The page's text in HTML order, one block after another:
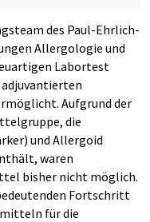
des Paul-Ehrlich-
Allergologie und
Labortest
Aufgrund der
die
und Allergoid
waren
bisher nicht möglich.
Fortschritt
für die